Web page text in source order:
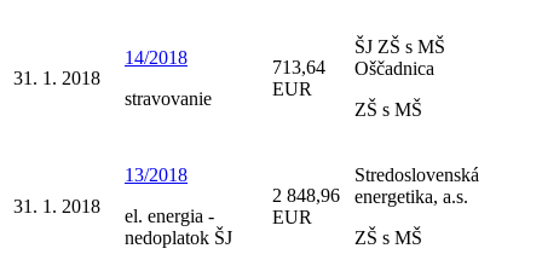
31. 1. 2018
14/2018
stravovanie
713,64
EUR
ŠJ ZŠ s MŠ
Oščadnica
ZŠ s MŠ
31. 1. 2018
13/2018
el. energia -
nedoplatok ŠJ
2 848,96
EUR
Stredoslovenská
energetika, a.s.
ZŠ s MŠ